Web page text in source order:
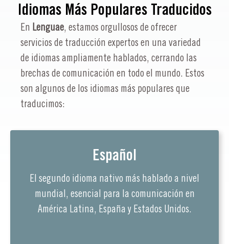
Idiomas Más Populares Traducidos
En Lenguae, estamos orgullosos de ofrecer
servicios de traducción expertos en una variedad
de idiomas ampliamente hablados, cerrando las
brechas de comunicación en todo el mundo. Estos
son algunos de los idiomas más populares que
traducimos:
Español
El segundo idioma nativo más hablado a nivel
mundial, esencial para la comunicación en
América Latina, España y Estados Unidos.